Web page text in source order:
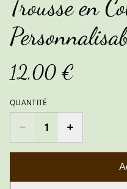
Trousse en
12,00 €
QUANTITÉ